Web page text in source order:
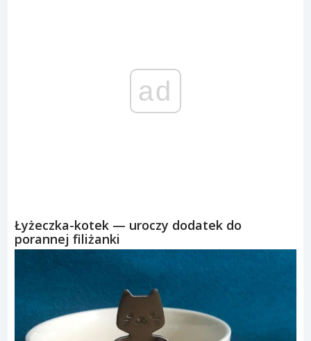
ad
Łyżeczka-kotek — uroczy dodatek do
porannej filiżanki